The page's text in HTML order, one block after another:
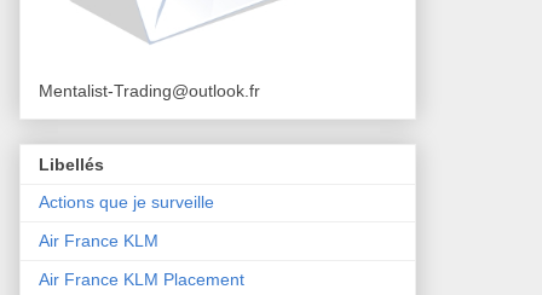
Mentalist-Trading@outlook.fr
Libellés
Actions que je surveille
Air France KLM
Air France KLM Placement